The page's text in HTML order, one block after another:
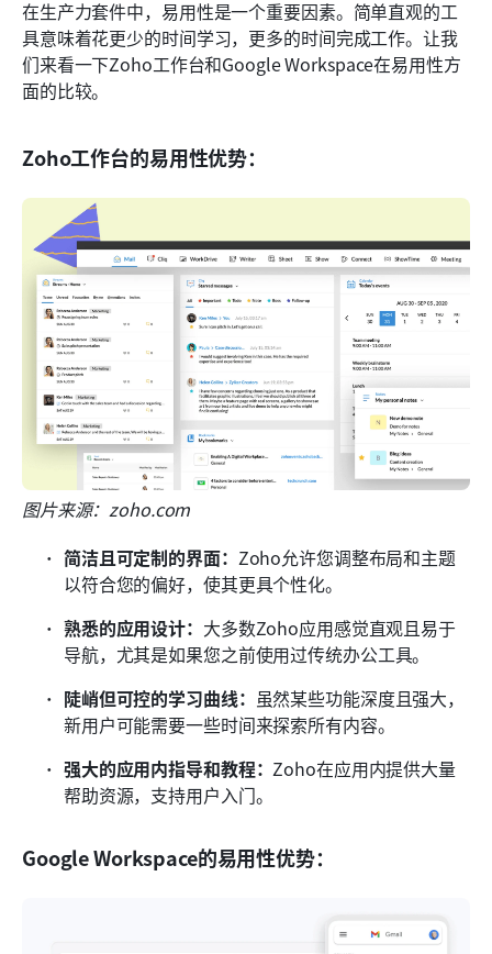
在生产力套件中，易用性是一个重要因素。简单直观的工
具意味着花更少的时间学习，更多的时间完成工作。让我
们来看一下Zoho工作台和Google Workspace在易用性方
面的比较。
Zoho工作台的易用性优势：
图片来源：zoho.com
简洁且可定制的界面： Zoho允许您调整布局和主题
以符合您的偏好，使其更具个性化。
熟悉的应用设计： 大多数Zoho应用感觉直观且易于
导航，尤其是如果您之前使用过传统办公工具。
陡峭但可控的学习曲线： 虽然某些功能深度且强大，
新用户可能需要一些时间来探索所有内容。
强大的应用内指导和教程：Zoho在应用内提供大量
帮助资源，支持用户入门。
Google Workspace的易用性优势：